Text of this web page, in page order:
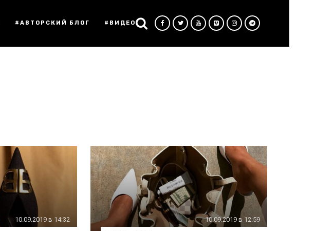
#АВТОРСКИЙ БЛОГ #ВИДЕО
10.09.2019 в 14:32 10.09.2019 в 12:59